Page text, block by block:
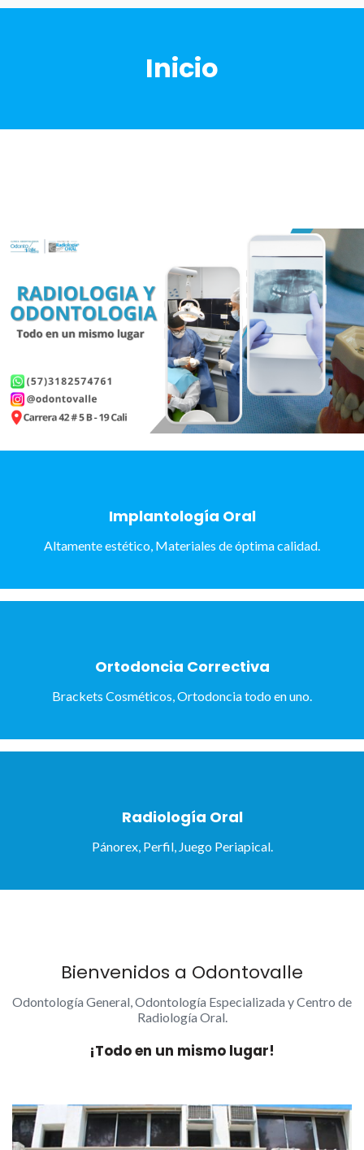
Inicio
Implantología Oral
Altamente estético, Materiales de óptima calidad.
Ortodoncia Correctiva
Brackets Cosméticos, Ortodoncia todo en uno.
Radiología Oral
Pánorex, Perfil, Juego Periapical.
Bienvenidos a Odontovalle
Odontología General, Odontología Especializada y Centro de
Radiología Oral.
¡Todo en un mismo lugar!